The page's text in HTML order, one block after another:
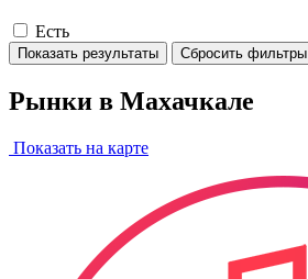
Есть
Показать результаты Сбросить фильтры
Рынки в Махачкале
Показать на карте